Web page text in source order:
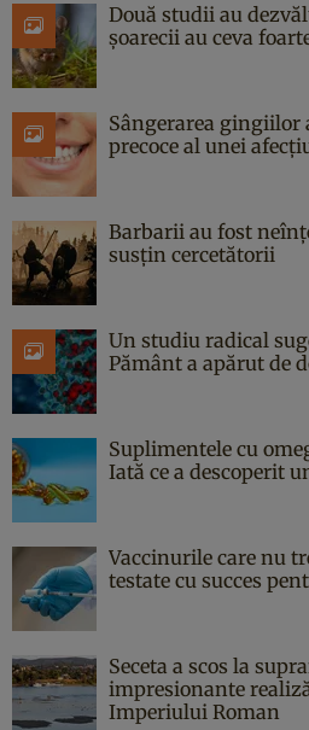
Două studii au
șoarecii au ceva
Sângerarea gingiilor
precoce al unei
Barbarii au fost
susțin cercetătorii
Un studiu radical
Pământ a apărut de
Suplimentele cu
Iată ce a descoperit
Vaccinurile care nu
testate cu succes
Seceta a scos la
impresionante
Imperiului Roman